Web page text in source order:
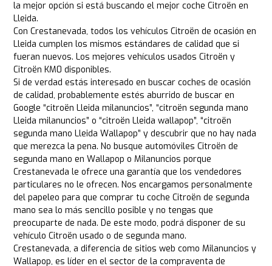
la mejor opción si está buscando el mejor coche Citroën en
Lleida.
Con Crestanevada, todos los vehículos Citroën de ocasión en
Lleida cumplen los mismos estándares de calidad que si
fueran nuevos. Los mejores vehículos usados Citroën y
Citroën KM0 disponibles.
Si de verdad estás interesado en buscar coches de ocasión
de calidad, probablemente estés aburrido de buscar en
Google “citroën Lleida milanuncios”, “citroën segunda mano
Lleida milanuncios” o “citroën Lleida wallapop”, “citroën
segunda mano Lleida Wallapop” y descubrir que no hay nada
que merezca la pena. No busque automóviles Citroën de
segunda mano en Wallapop o Milanuncios porque
Crestanevada le ofrece una garantía que los vendedores
particulares no le ofrecen. Nos encargamos personalmente
del papeleo para que comprar tu coche Citroën de segunda
mano sea lo más sencillo posible y no tengas que
preocuparte de nada. De este modo, podrá disponer de su
vehículo Citroën usado o de segunda mano.
Crestanevada, a diferencia de sitios web como Milanuncios y
Wallapop, es líder en el sector de la compraventa de